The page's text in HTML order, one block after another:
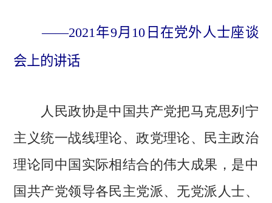
——2021年9月10日在党外人士座谈
会上的讲话
人民政协是中国共产党把马克思列宁
主义统一战线理论、政党理论、民主政治
理论同中国实际相结合的伟大成果，是中
国共产党领导各民主党派、无党派人士、